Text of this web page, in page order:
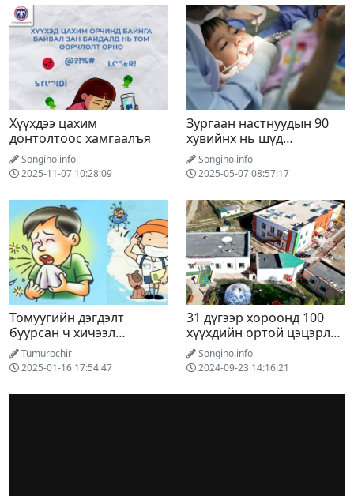
Хүүхдээ цахим
донтолтоос хамгаалъя
Songino.info
2025-11-07 10:28:09
Зургаан настнуудын 90
хувийнх нь шүд
Songino.info
2025-05-07 08:57:17
Томуугийн дэгдэлт
буурсан ч хичээл
эхлэхээр нэмэгдэх
эрсдэлтэй байна
Tumurochir
2025-01-16 17:54:47
31 дүгээр хороонд 100
хүүхдийн ортой цэцэрлэг
ашиглалтад орно
Songino.info
2024-09-23 14:16:21